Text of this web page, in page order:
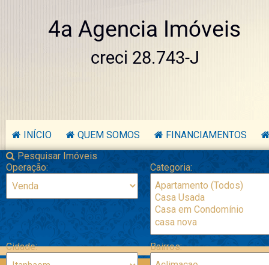
INÍCIO QUEM SOMOS
FINANCIAMENTOS
Pesquisar Imóveis
Operação:
Categoria:
Cidade: Bairros: